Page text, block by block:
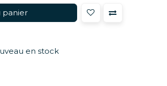
panier
en stock